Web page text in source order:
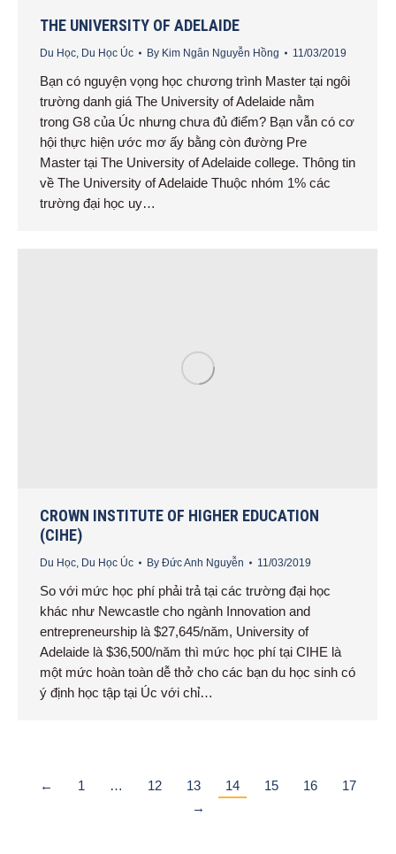
THE UNIVERSITY OF ADELAIDE
Du Học, Du Học Úc By Kim Ngân Nguyễn Hồng 11/03/2019
Bạn có nguyện vọng học chương trình Master tại ngôi
trường danh giá The University of Adelaide nằm
trong G8 của Úc nhưng chưa đủ điểm? Bạn vẫn có cơ
hội thực hiện ước mơ ấy bằng còn đường Pre
Master tại The University of Adelaide college. Thông tin
về The University of Adelaide Thuộc nhóm 1% các
trường đại học uy…
CROWN INSTITUTE OF HIGHER EDUCATION
(CIHE)
Du Học, Du Học Úc By Đức Anh Nguyễn 11/03/2019
So với mức học phí phải trả tại các trường đại học
khác như Newcastle cho ngành Innovation and
entrepreneurship là $27,645/năm, University of
Adelaide là $36,500/năm thì mức học phí tại CIHE là
một mức hoàn toàn dễ thở cho các bạn du học sinh có
ý định học tập tại Úc với chỉ…
← 1 … 12 13 14 15 16
17
→